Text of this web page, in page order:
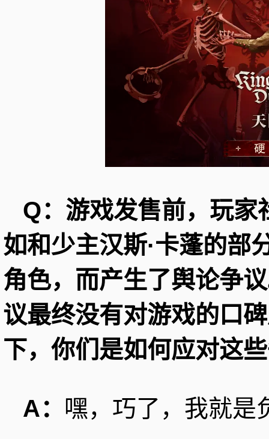
Q：游戏发售前，玩
如和少主汉斯·卡蓬的部
角色，而产生了舆论争
议最终没有对游戏的口
下，你们是如何应对这
A： 嘿，巧了，我就是